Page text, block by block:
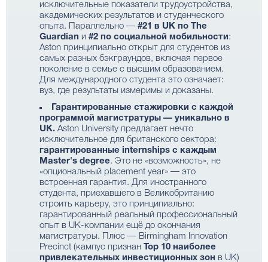
исключительные показатели трудоустройства,
академических результатов и студенческого
опыта. Параллельно — #21 в UK по The
Guardian и #2 по социальной мобильности:
Aston принципиально открыт для студентов из
самых разных бэкграундов, включая первое
поколение в семье с высшим образованием.
Для международного студента это означает:
вуз, где результаты измеримы и доказаны.
Гарантированные стажировки с каждой
программой магистратуры — уникально в
UK. Aston University предлагает нечто
исключительное для британского сектора:
гарантированные internships с каждым
Master's degree. Это не «возможность», не
«опциональный placement year» — это
встроенная гарантия. Для иностранного
студента, приехавшего в Великобританию
строить карьеру, это принципиально:
гарантированный реальный профессиональный
опыт в UK-компании ещё до окончания
магистратуры. Плюс — Birmingham Innovation
Precinct (кампус признан
Top 10 наиболее
привлекательных инвестиционных зон в UK)